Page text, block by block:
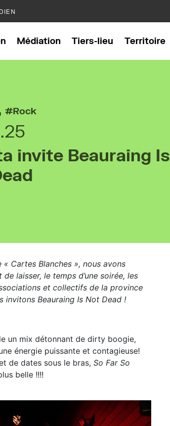
Médiation Tiers-lieu Territoire
Rock
invite Beauraing Is
Cartes Blanches », nous avons
laisser, le temps d’une soirée, les
et collectifs de la province
invitons Beauraing Is Not Dead !
un mix détonnant de dirty boogie,
énergie puissante et contagieuse!
de dates sous le bras, So Far So
belle !!!!